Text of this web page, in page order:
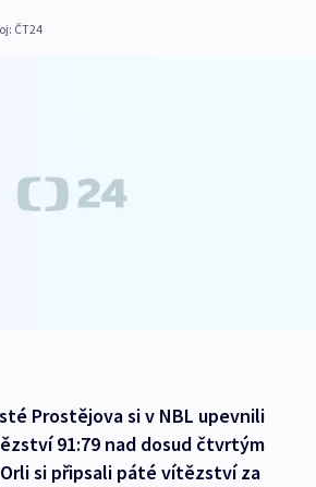
ČT24
Prostějova si v NBL upevnili
91:79 nad dosud čtvrtým
si připsali páté vítězství za